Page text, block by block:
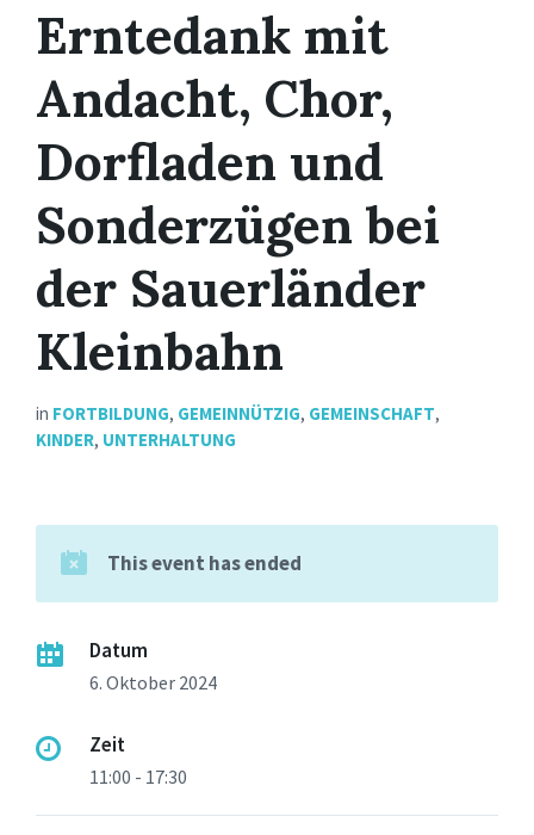
Erntedank mit
Andacht, Chor,
Dorfladen und
Sonderzügen bei
der Sauerländer
Kleinbahn
in FORTBILDUNG, GEMEINNÜTZIG, GEMEINSCHAFT,
KINDER, UNTERHALTUNG
This event has ended
Datum
6. Oktober 2024
Zeit
11:00 - 17:30